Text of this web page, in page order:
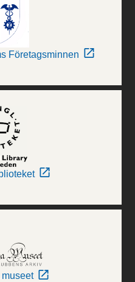
Företagsminnen